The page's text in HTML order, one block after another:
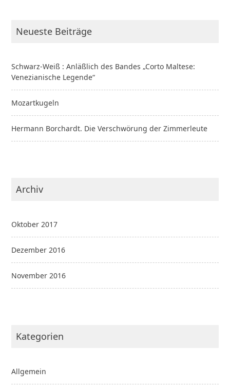
Neueste Beiträge
Schwarz-Weiß : Anläßlich des Bandes „Corto Maltese:
Venezianische Legende“
Mozartkugeln
Hermann Borchardt. Die Verschwörung der Zimmerleute
Archiv
Oktober 2017
Dezember 2016
November 2016
Kategorien
Allgemein